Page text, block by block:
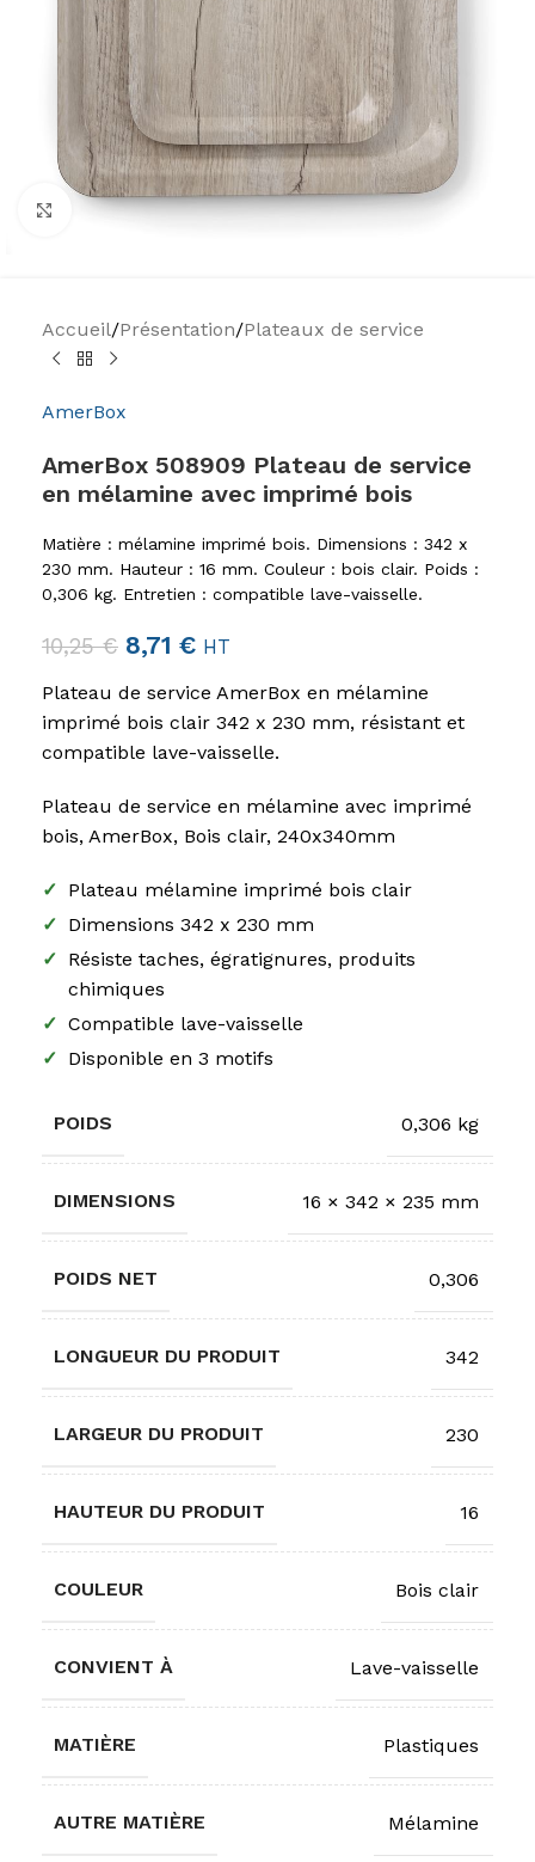
Agrandir
Accueil/Présentation/Plateaux de service
AmerBox
AmerBox 508909 Plateau de service
en mélamine avec imprimé bois
Matière : mélamine imprimé bois. Dimensions : 342 x
230 mm. Hauteur : 16 mm. Couleur : bois clair. Poids :
0,306 kg. Entretien : compatible lave-vaisselle.
10,25€ 8,71 € HT
Plateau de service AmerBox en mélamine
imprimé bois clair 342 x 230 mm, résistant et
compatible lave-vaisselle.
Plateau de service en mélamine avec imprimé
bois, AmerBox, Bois clair, 240x340mm
✓ Plateau mélamine imprimé bois clair
✓ Dimensions 342 x 230 mm
✓ Résiste taches, égratignures, produits
chimiques
✓ Compatible lave-vaisselle
✓ Disponible en 3 motifs
POIDS 0,306 kg
DIMENSIONS 16 × 342 × 235 mm
POIDS NET 0,306
LONGUEUR DU PRODUIT 342
LARGEUR DU PRODUIT 230
HAUTEUR DU PRODUIT 16
COULEUR Bois clair
CONVIENT À Lave-vaisselle
MATIÈRE Plastiques
AUTRE MATIÈRE Mélamine